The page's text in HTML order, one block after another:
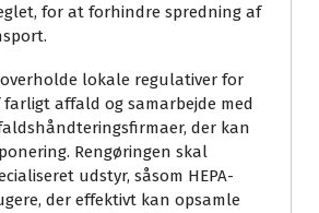
for at forhindre spredning af
lokale regulativer for
affald og samarbejde med
der kan
Rengøringen skal
udstyr, såsom HEPA-
der effektivt kan opsamle